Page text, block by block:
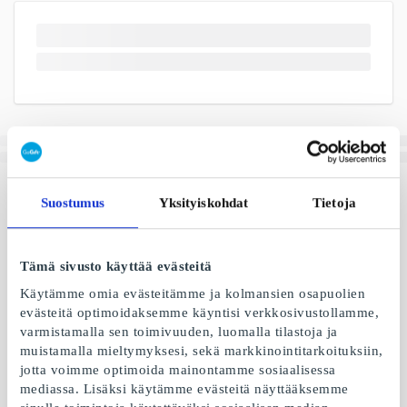
Suostumus Yksityiskohdat Tietoja
Tämä sivusto käyttää evästeitä
Käytämme omia evästeitämme ja kolmansien osapuolien
evästeitä optimoidaksemme käyntisi verkkosivustollamme,
varmistamalla sen toimivuuden, luomalla tilastoja ja
muistamalla mieltymyksesi, sekä markkinointitarkoituksiin,
jotta voimme optimoida mainontamme sosiaalisessa
mediassa. Lisäksi käytämme evästeitä näyttääksemme